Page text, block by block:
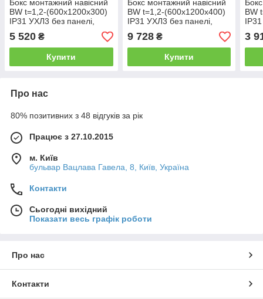
Бокс монтажний навісний
BW t=1,2-(600х1200х300)
IP31 УХЛ3 без панелі,
метал. замок Білмакс
5 520 ₴
Купити
Бокс монтажний навісний
BW t=1,2-(600х1200х400)
IP31 УХЛ3 без панелі,
метал. замок Білмакс
9 728₴
Купити
BW
3
Про нас
80% позитивних з 48 відгуків за рік
Працює з 27.10.2015
м. Київ
бульвар Вацлава Гавела, 8, Київ, Україна
Контакти
Сьогодні вихідний
Показати весь графік роботи
Про нас
Контакти